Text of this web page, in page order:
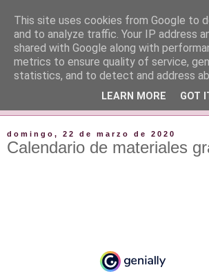
domingo, 22 de marzo de 2020
Calendario de materiales
This site uses cookies from Google to
and to analyze traffic. Your IP address
shared with Google along with
metrics to ensure quality of service,
statistics, and to detect and address
LEARN MORE GOT